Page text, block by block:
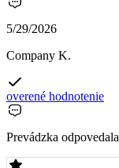
5/29/2026
Company K.
overené hodnotenie
Prevádzka odpovedala